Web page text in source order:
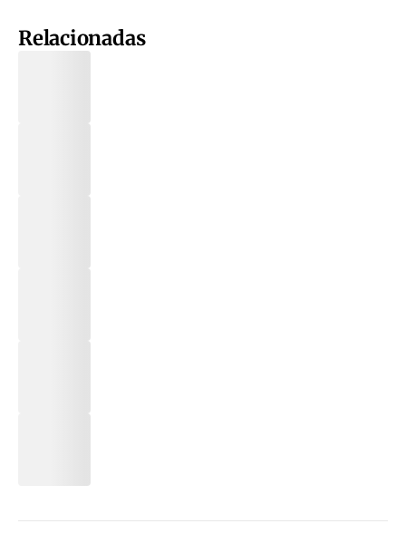
Relacionadas